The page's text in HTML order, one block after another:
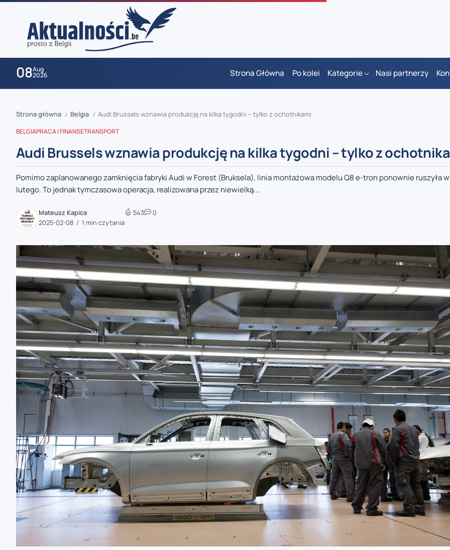
08Aug
2026 Strona Główna Po kolei Kategorie Nasi partnerzy
zaobserwuj nas
zaobserwuj nas
zaobserwuj nas
zaobserwuj nas
zaobserwuj nas
Strona główna / Belgia / Audi Brussels wznawia produkcję na kilka tygodni – tylko z ochotnikami
BELGIAPRACA I FINANSETRANSPORT
Audi Brussels wznawia produkcję na kilka tygodni – tylko z
Pomimo zaplanowanego zamknięcia fabryki Audi w Forest (Bruksela), linia montażowa modelu Q8 e-tron ponownie ruszyła
lutego. To jednak tymczasowa operacja, realizowana przez niewielką...
Mateusz Kapica
2025-02-08
1 min czytania
543 0